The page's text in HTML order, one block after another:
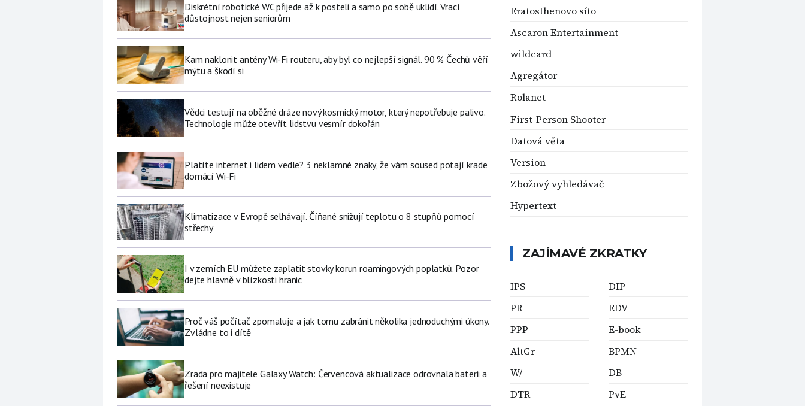
Diskrétní robotické WC přijede až k posteli a samo po sobě uklidí. Vrací
důstojnost nejen seniorům
Kam naklonit antény Wi-Fi routeru, aby byl co nejlepší signál. 90 % Čechů věří
mýtu a škodí si
Vědci testují na oběžné dráze nový kosmický motor, který nepotřebuje palivo.
Technologie může otevřít lidstvu vesmír dokořán
Platíte internet i lidem vedle? 3 neklamné znaky, že vám soused potají krade
domácí Wi-Fi
Klimatizace v Evropě selhávají. Číňané snižují teplotu o 8 stupňů pomocí
střechy
I v zemích EU můžete zaplatit stovky korun roamingových poplatků. Pozor
dejte hlavně v blízkosti hranic
Proč váš počítač zpomaluje a jak tomu zabránit několika jednoduchými úkony.
Zvládne to i dítě
Zrada pro majitele Galaxy Watch: Červencová aktualizace odrovnala baterii a
řešení neexistuje
Eratosthenovo síto
Ascaron Entertainment
wildcard
Agregátor
Rolanet
First-Person Shooter
Datová věta
Version
Zbožový vyhledávač
Hypertext
ZAJÍMAVÉ ZKRATKY
IPS
PR
PPP
AltGr
W/
DTR
DIP
EDV
E-book
BPMN
DB
PvE